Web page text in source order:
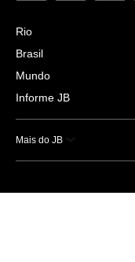
Rio
Brasil
Mundo
Informe JB
Mais do JB
Esportes